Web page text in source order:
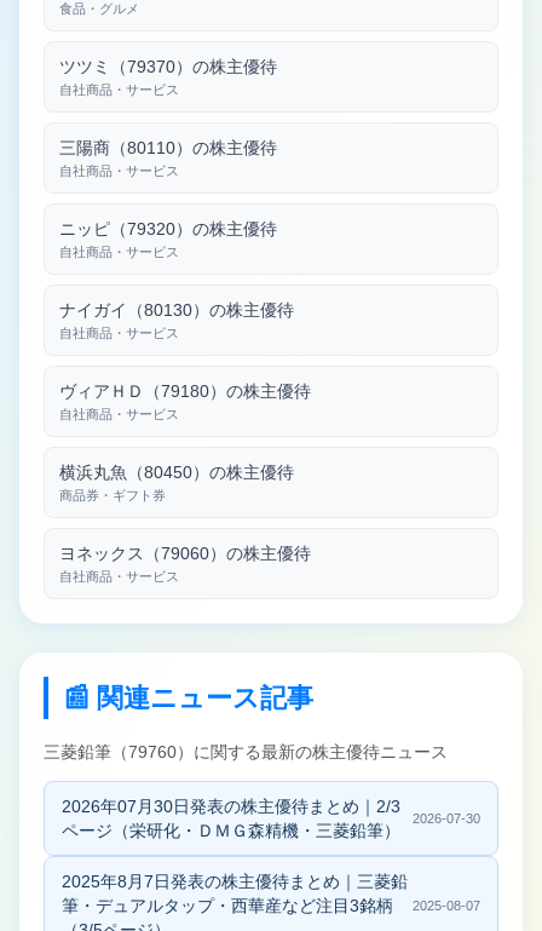
食品・グルメ
ツツミ（79370）の株主優待
自社商品・サービス
三陽商（80110）の株主優待
自社商品・サービス
ニッピ（79320）の株主優待
自社商品・サービス
ナイガイ（80130）の株主優待
自社商品・サービス
ヴィアＨＤ（79180）の株主優待
自社商品・サービス
横浜丸魚（80450）の株主優待
商品券・ギフト券
ヨネックス（79060）の株主優待
自社商品・サービス
📰 関連ニュース記事
三菱鉛筆（79760）に関する最新の株主優待ニュース
2026年07月30日発表の株主優待まとめ｜2/3
ページ（栄研化・ＤＭＧ森精機・三菱鉛筆）
2026-07-30
2025年8月7日発表の株主優待まとめ｜三菱鉛
筆・デュアルタップ・西華産など注目3銘柄
2025-08-07